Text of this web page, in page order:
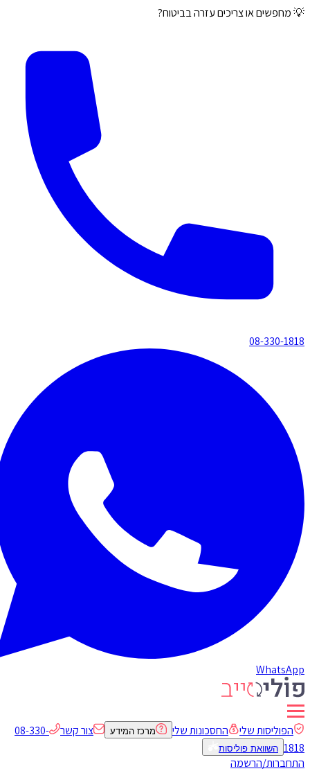
💡 מחפשים או צריכים עזרה בביטוח?
08-330-1818
WhatsApp
הפוליסות שלי החסכונות שלי מרכז המידע צור קשר
08-330-
1818
השוואת פוליסות
התחברות/הרשמה